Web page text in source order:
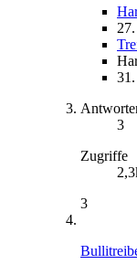
3
Zugriffe
3